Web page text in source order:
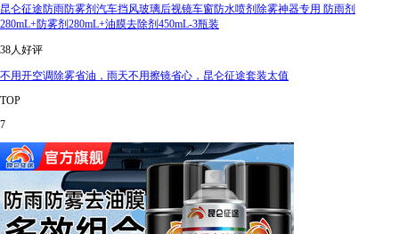
昆仑征途防雨防雾剂汽车挡风玻璃后视镜车窗防水喷剂除雾神器专用 防雨剂
280mL+防雾剂280mL+油膜去除剂450mL-3瓶装
38人好评
不用开空调除雾省油，雨天不用擦镜省心，昆仑征途套装太值
TOP
7